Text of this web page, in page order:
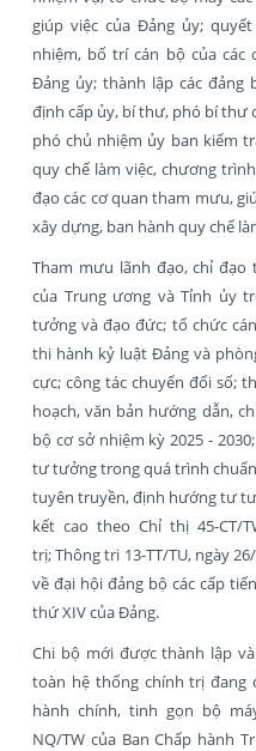
giúp việc của Đảng ủy;
nhiệm, bố trí cán bộ của các
Đảng ủy; thành lập các
định cấp ủy, bí thư, phó bí thư
phó chủ nhiệm ủy ban kiểm
quy chế làm việc, chương
đạo các cơ quan tham mưu,
xây dựng, ban hành quy chế
Tham mưu lãnh đạo, chỉ đạo
của Trung ương và Tỉnh ủy
tưởng và đạo đức; tổ chức
thi hành kỷ luật Đảng và
cực; công tác chuyển đổi số;
hoạch, văn bản hướng dẫn,
bộ cơ sở nhiệm kỳ 2025 -
tư tưởng trong quá trình
tuyên truyền, định hướng tư
kết cao theo Chỉ thị 45-CT/
trị; Thông tri 13-TT/TU, ngày
về đại hội đảng bộ các cấp
thứ XIV của Đảng.
Chi bộ mới được thành lập
toàn hệ thống chính trị đang
hành chính, tinh gọn bộ
NQ/TW của Ban Chấp hành